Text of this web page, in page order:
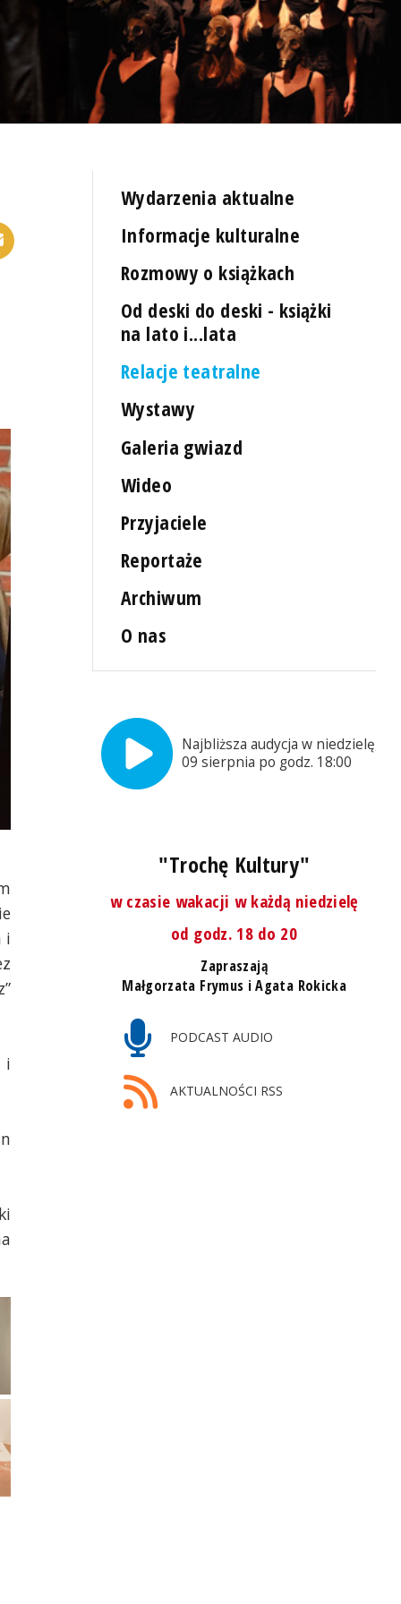
i
i
Wydarzenia aktualne
Informacje kulturalne
Rozmowy o książkach
Od deski do deski - książki
na lato i...lata
Relacje teatralne
Wystawy
Galeria gwiazd
Wideo
Przyjaciele
Reportaże
Archiwum
O nas
Najbliższa audycja w niedzielę,
09 sierpnia po godz. 18:00
"Trochę Kultury"
w czasie wakacji w każdą niedzielę
od godz. 18 do 20
Zapraszają
Małgorzata Frymus i Agata Rokicka
PODCAST AUDIO
AKTUALNOŚCI RSS